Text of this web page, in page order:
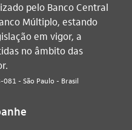
pelo Banco Central
Múltiplo, estando
em vigor, a
no âmbito das
081 - São Paulo - Brasil